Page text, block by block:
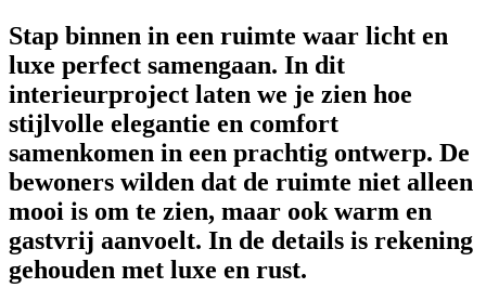
Stap binnen in een ruimte waar licht en
luxe perfect samengaan. In dit
interieurproject laten we je zien hoe
stijlvolle elegantie en comfort
samenkomen in een prachtig ontwerp. De
bewoners wilden dat de ruimte niet alleen
mooi is om te zien, maar ook warm en
gastvrij aanvoelt. In de details is rekening
gehouden met luxe en rust.